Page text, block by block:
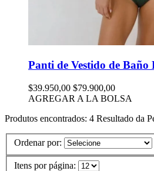
Panti de Vestido de Baño
$39.950,00 $79.900,00
AGREGAR A LA BOLSA
Produtos encontrados: 4 Resultado da
Ordenar por:
Itens por página: